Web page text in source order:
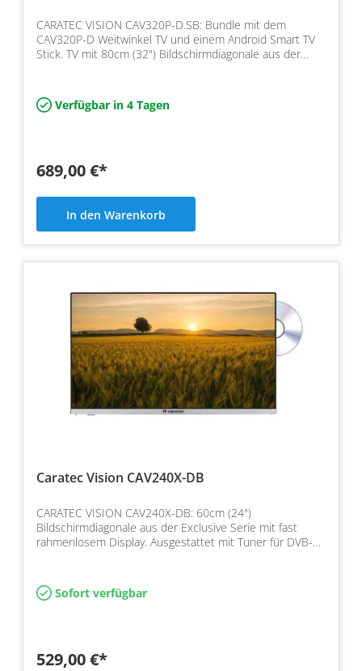
CARATEC VISION CAV320P-D.SB: Bundle mit dem
CAV320P-D Weitwinkel TV und einem Android Smart TV
Stick. TV mit 80cm (32") Bildschirmdiagonale aus der
Verfügbar in 4 Tagen
689,00 €*
In den Warenkorb
Caratec Vision CAV240X-DB
CARATEC VISION CAV240X-DB: 60cm (24")
Bildschirmdiagonale aus der Exclusive Serie mit fast
rahmenlosem Display. Ausgestattet mit Tuner für DVB-T2
Sofort verfügbar
529,00 €*